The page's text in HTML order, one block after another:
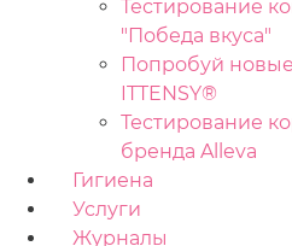
Тестирование
"Победа вкуса"
Попробуй
ITTENSY®
Тестирование
бренда Alleva
Гигиена
Услуги
Журналы